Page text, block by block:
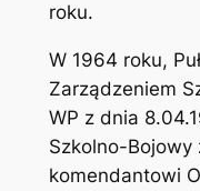
roku.
W 1964 roku,
Zarządzeniem
WP z dnia
Szkolno-Bojowy
komendantowi